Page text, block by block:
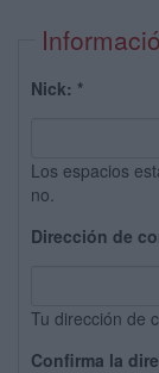
Nick: *
Los espacios
no.
Dirección de
Tu dirección de
Confirma la